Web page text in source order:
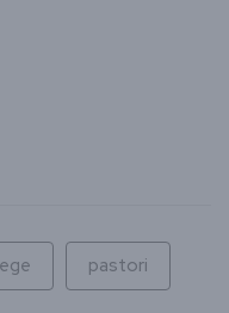
pastori